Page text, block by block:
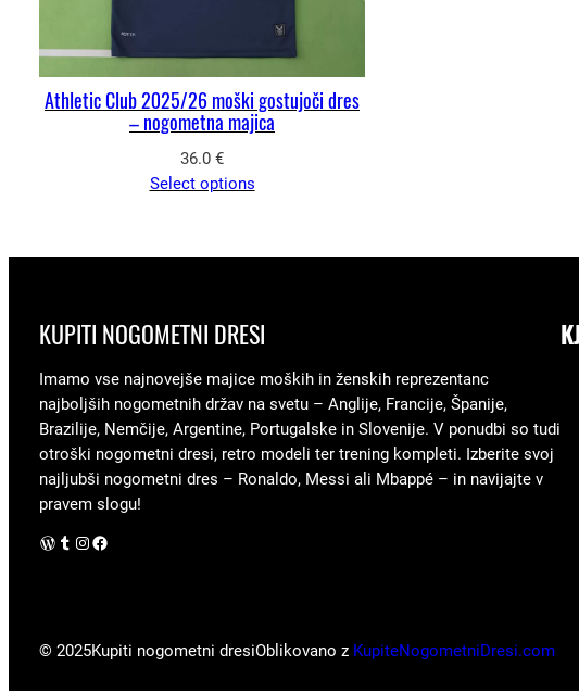
Athletic Club 2025/26 moški gostujoči dres
– nogometna majica
36.0 €
Select options
KUPITI NOGOMETNI DRESI
Imamo vse najnovejše majice moških in ženskih reprezentanc
najboljših nogometnih držav na svetu – Anglije, Francije, Španije,
Brazilije, Nemčije, Argentine, Portugalske in Slovenije. V ponudbi so tudi
otroški nogometni dresi, retro modeli ter trening kompleti. Izberite svoj
najljubši nogometni dres – Ronaldo, Messi ali Mbappé – in navijajte v
pravem slogu!
WordPress Instagram Facebook
© 2025Kupiti nogometni dresiOblikovano z KupiteNogometniDresi.com